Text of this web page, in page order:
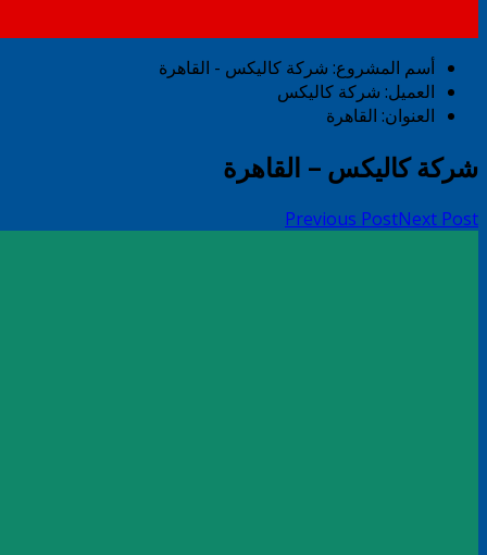
أسم المشروع: شركة كاليكس - القاهرة
العميل: شركة كاليكس
العنوان: القاهرة
شركة كاليكس – القاهرة
Previous PostNext Post